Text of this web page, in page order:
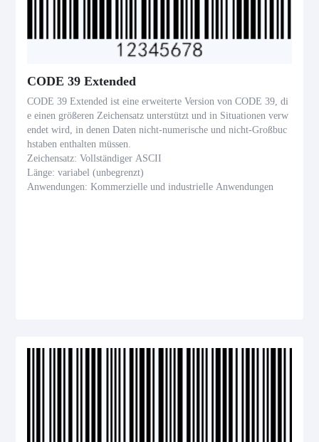
CODE 39 Extended
CODE 39 Extended ist eine erweiterte Version von CODE 39, di
e einen größeren Zeichensatz unterstützt und in Situationen verw
endet wird, in denen Daten nicht-numerische und nicht-Großbuc
hstaben enthalten müssen.
Zeichensatz: Vollständiger ASCII
Länge: variabel (unbegrenzt)
Anwendungen: Kommerzielle und industrielle Anwendungen